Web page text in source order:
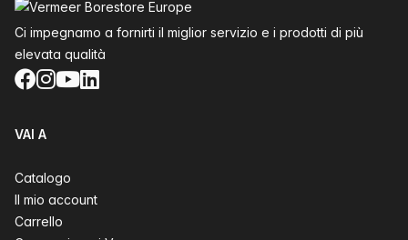
Ci impegnamo a fornirti il miglior servizio e i prodotti di più
elevata qualità
Facebook
Instagram
YouTube
LinkedIn
VAI A
Catalogo
Il mio account
Carrello